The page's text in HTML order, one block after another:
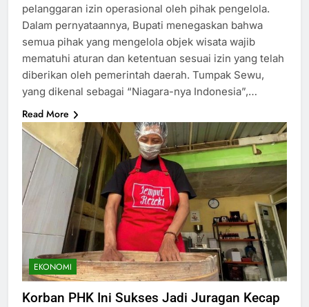
pelanggaran izin operasional oleh pihak pengelola.
Dalam pernyataannya, Bupati menegaskan bahwa
semua pihak yang mengelola objek wisata wajib
mematuhi aturan dan ketentuan sesuai izin yang telah
diberikan oleh pemerintah daerah. Tumpak Sewu,
yang dikenal sebagai “Niagara-nya Indonesia”,…
Read More
EKONOMI
Korban PHK Ini Sukses Jadi Juragan Kecap